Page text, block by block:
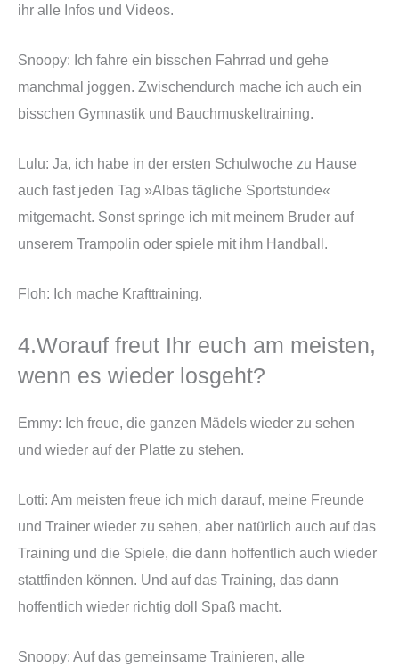
ihr alle Infos und Videos.
Snoopy: Ich fahre ein bisschen Fahrrad und gehe
manchmal joggen. Zwischendurch mache ich auch ein
bisschen Gymnastik und Bauchmuskeltraining.
Lulu: Ja, ich habe in der ersten Schulwoche zu Hause
auch fast jeden Tag »Albas tägliche Sportstunde«
mitgemacht. Sonst springe ich mit meinem Bruder auf
unserem Trampolin oder spiele mit ihm Handball.
Floh: Ich mache Krafttraining.
4.Worauf freut Ihr euch am meisten,
wenn es wieder losgeht?
Emmy: Ich freue, die ganzen Mädels wieder zu sehen
und wieder auf der Platte zu stehen.
Lotti: Am meisten freue ich mich darauf, meine Freunde
und Trainer wieder zu sehen, aber natürlich auch auf das
Training und die Spiele, die dann hoffentlich auch wieder
stattfinden können. Und auf das Training, das dann
hoffentlich wieder richtig doll Spaß macht.
Snoopy: Auf das gemeinsame Trainieren, alle